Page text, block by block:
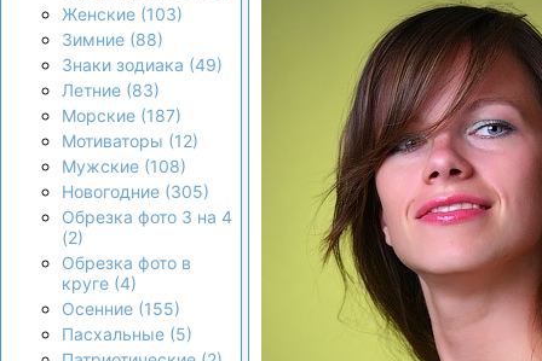
Женские (103)
Зимние (88)
Знаки зодиака (49)
Летние (83)
Морские (187)
Мотиваторы (12)
Мужские (108)
Новогодние (305)
Обрезка фото 3 на 4
(2)
Обрезка фото в
круге (4)
Осенние (155)
Пасхальные (5)